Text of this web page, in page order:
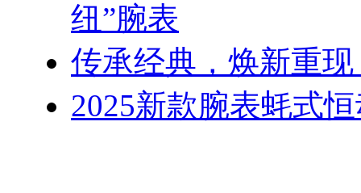
纽”腕表
传承经典，焕新重现
2025新款腕表蚝式